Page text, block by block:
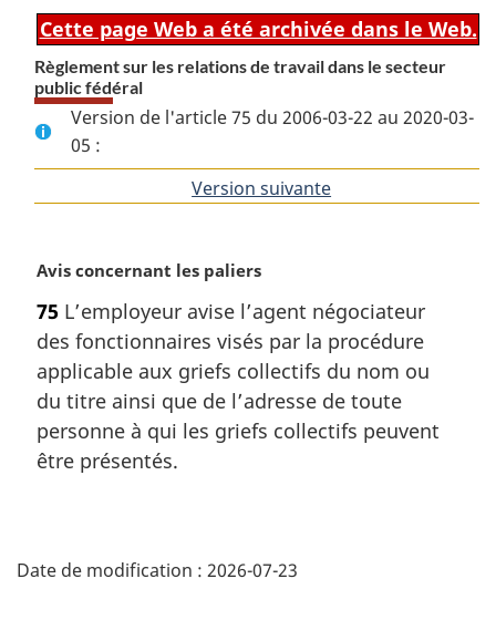
Cette page Web a été archivée dans le Web.
Règlement sur les relations de travail dans le secteur
public fédéral
Version de l'article 75 du 2006-03-22 au 2020-03-
05 :
Version suivante
N
t
e
m
a
g
i
e
Avis concernant les paliers
75 L’employeur avise l’agent négociateur
des fonctionnaires visés par la procédure
applicable aux griefs collectifs du nom ou
du titre ainsi que de l’adresse de toute
personne à qui les griefs collectifs peuvent
être présentés.
é
Date de modification : 2026-07-23